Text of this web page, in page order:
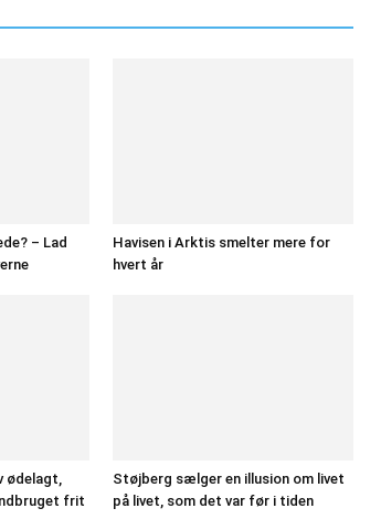
– Lad
Havisen i Arktis smelter mere for
hvert år
ødelagt,
frit
Støjberg sælger en illusion om livet
på livet, som det var før i tiden